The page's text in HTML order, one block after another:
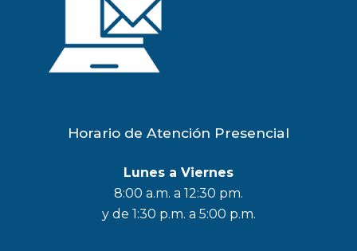
Horario de Atención Presencial
Lunes a Viernes
8:00 a.m. a 12:30 pm.
y de 1:30 p.m. a 5:00 p.m.